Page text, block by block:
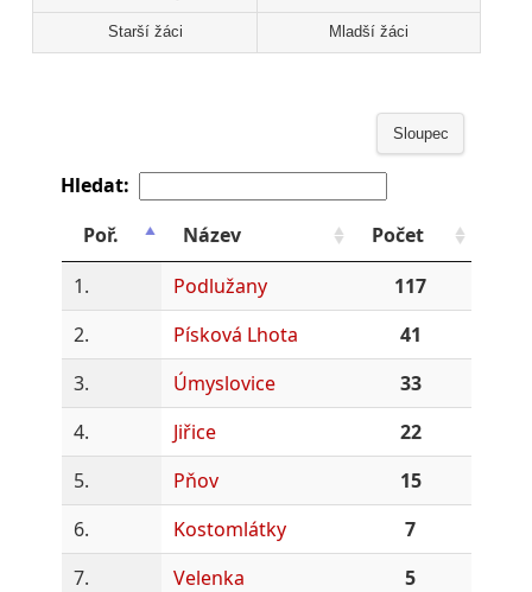
Starší žáci Mladší žáci
Sloupec
Hledat:
Poř.
Název
Počet
1.
Podlužany
117
2.
Písková Lhota
41
3.
Úmyslovice
33
4.
Jiřice
22
5.
Pňov
15
6.
Kostomlátky
7
7.
Velenka
5